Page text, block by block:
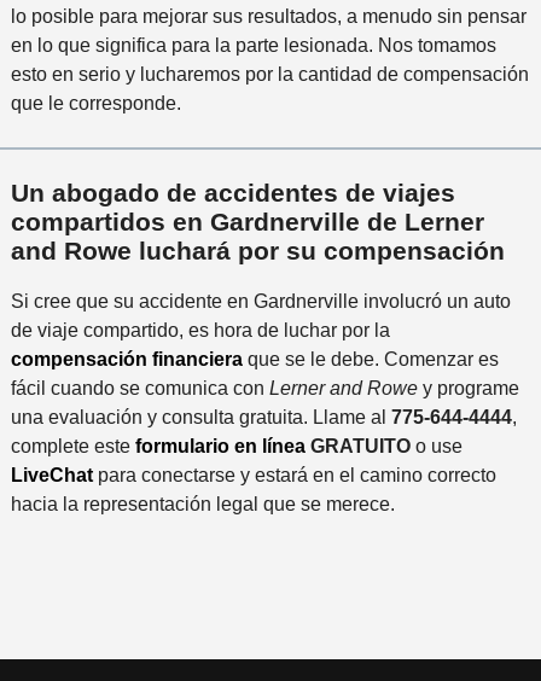
lo posible para mejorar sus resultados, a menudo sin pensar
en lo que significa para la parte lesionada. Nos tomamos
esto en serio y lucharemos por la cantidad de compensación
que le corresponde.
Un abogado de accidentes de viajes
compartidos en Gardnerville de Lerner
and Rowe luchará por su compensación
Si cree que su accidente en Gardnerville involucró un auto
de viaje compartido, es hora de luchar por la
compensación financieraque se le debe. Comenzar es
fácil cuando se comunica con Lerner and Rowey programe
una evaluación y consulta gratuita. Llame al 775-644-4444,
complete este formulario en líneaGRATUITOo use
LiveChat para conectarse y estará en el camino correcto
hacia la representación legal que se merece.